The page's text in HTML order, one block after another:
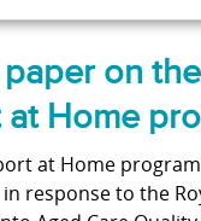
on
Home
at Home
response to the